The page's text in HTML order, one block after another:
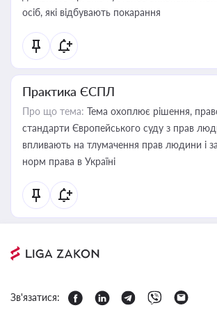
осіб, які відбувають покарання
Практика ЄСПЛ
Про що тема: Тема охоплює рішення,
стандарти Європейського суду з прав
впливають на тлумачення прав людини і
норм права в Україні
Зв'язатися: